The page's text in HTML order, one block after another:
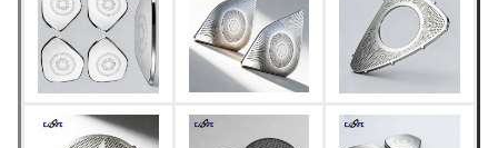
La tolérance ± 0,01 mm
Finitions de surface
D'une épaisseur n'excédant
pas 50 cm3